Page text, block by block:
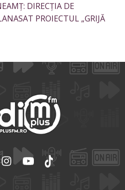
DIRECȚIA DE
PROIECTUL „GRIJĂ